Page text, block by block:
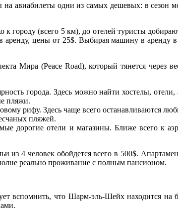
авиабилеты одни из самых дешевых: в сезон
(всего 5 км), до отелей туристы
аренду, цены от 25$. Выбирая машину в аренду
Мира (Peace Road), который тянется
города. Здесь можно найти хостелы,
пляжи.
рифу. Здесь чаще всего останавливаются
пляжей.
дорогие отели и магазины. Ближе всего к
4 человек обойдется всего в 500$.
реально проживание с полным пансионом.
вспомнить, что Шарм-эль-Шейх находится